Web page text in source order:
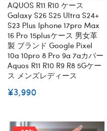
AQUOS R11 R10 ケース
Galaxy S26 S25 Ultra S24+
S23 Plus Iphone 17pro Max
16 Pro 15plusケース 男女革
製 ブランド Google Pixel
10a 10pro 8 Pro 9a 7aカバー
Aquos R11 R10 R9 R8 5Gケー
ス メンズレディース
¥3,990